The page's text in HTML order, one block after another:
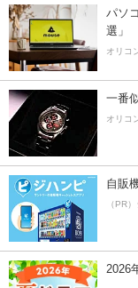
パソ
選」
オリコ
一番
オリコ
自販
（PR
2026